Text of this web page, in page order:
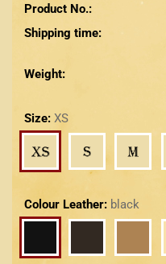
Product No.:
Shipping time:
Weight:
Size: XS
Colour Leather: black